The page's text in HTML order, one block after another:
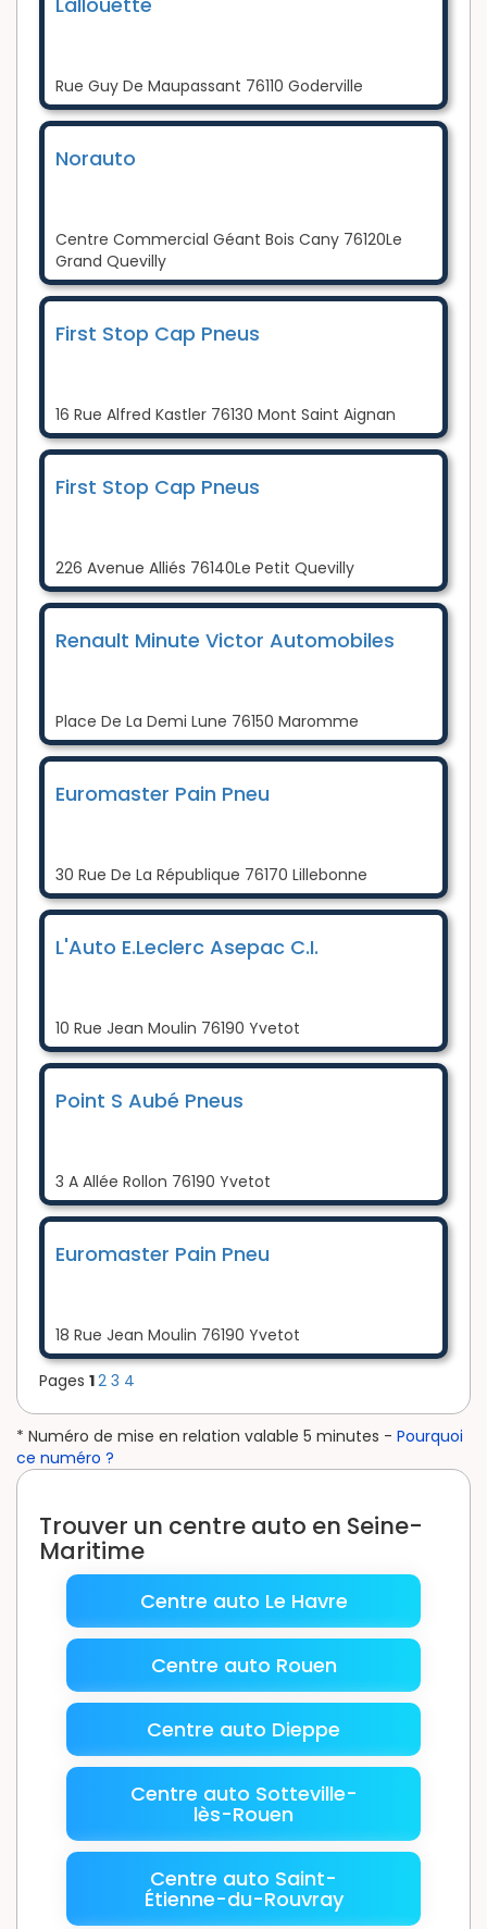
Rue Guy De Maupassant 76110 Goderville
Norauto
Centre Commercial Géant Bois Cany 76120Le
Grand Quevilly
First Stop Cap Pneus
16 Rue Alfred Kastler 76130 Mont Saint Aignan
First Stop Cap Pneus
226 Avenue Alliés 76140Le Petit Quevilly
Renault Minute Victor Automobiles
Place De La Demi Lune 76150 Maromme
Euromaster Pain Pneu
30 Rue De La République 76170 Lillebonne
L'Auto E.Leclerc Asepac C.I.
10 Rue Jean Moulin 76190 Yvetot
Point S Aubé Pneus
3 A Allée Rollon 76190 Yvetot
Euromaster Pain Pneu
18 Rue Jean Moulin 76190 Yvetot
Pages 12 3 4
* Numéro de mise en relation valable 5 minutes - Pourquoi
ce numéro ?
Trouver un centre auto en Seine-
Maritime
Centre auto Le Havre
Centre auto Rouen
Centre auto Dieppe
Centre auto Sotteville-
lès-Rouen
Centre auto Saint-
Étienne-du-Rouvray